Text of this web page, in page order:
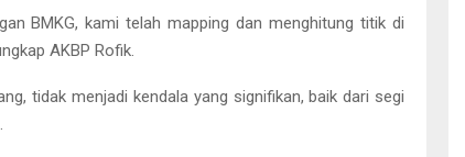
BMKG, kami telah mapping dan menghitung titik di
AKBP Rofik.
tidak menjadi kendala yang signifikan, baik dari segi